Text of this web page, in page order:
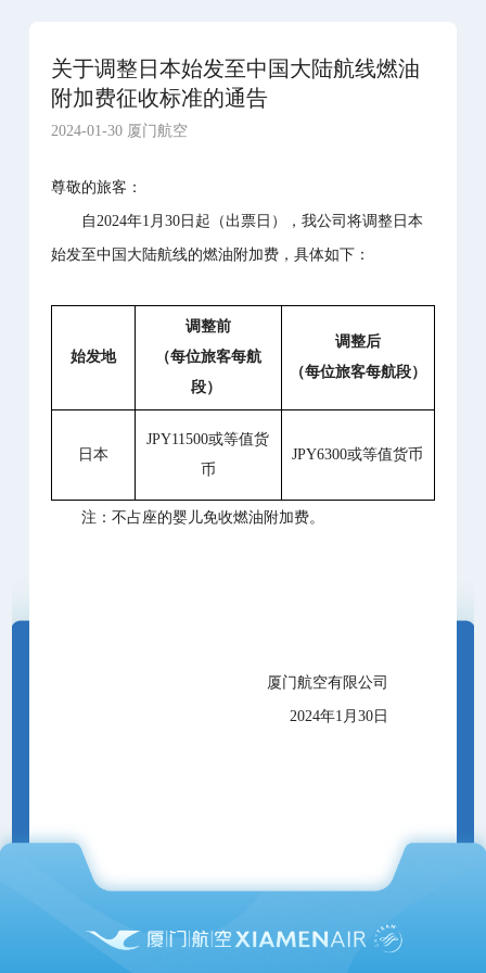
关于调整日本始发至中国大陆航线燃油
附加费征收标准的通告
2024-01-30 厦门航空
尊敬的旅客：
自2024年1 月 30日起（出票日 ），我公司将调整日本
始发至中国大陆航线的燃油附加费，具体如下：
始发地
调整前
（每位旅客每航
段）
调整后
（每位旅客每航段）
日本
JPY11500或等值货
币
JPY6300或等值货币
注：不占座的婴儿免收燃油附加费。
厦门航空有限公司
2024年1月30日